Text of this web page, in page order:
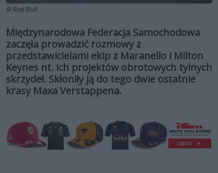
© Red Bull
Międzynarodowa Federacja Samochodowa
zaczęła prowadzić rozmowy z
przedstawicielami ekip z Maranello i Milton
Keynes nt. ich projektów obrotowych tylnych
skrzydeł. Skłoniły ją do tego dwie ostatnie
krasy Maxa Verstappena.